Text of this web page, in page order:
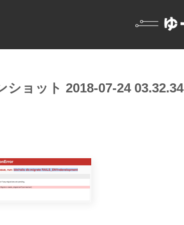
ショット 2018-07-24 03.32.34